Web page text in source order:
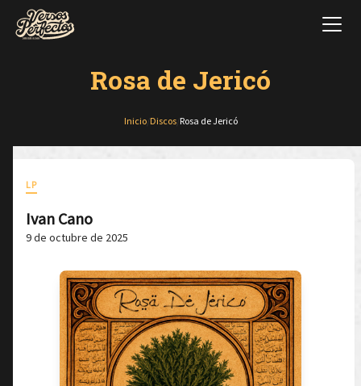
Rosa de Jericó
Inicio/ Discos/ Rosa de Jericó
LP
Ivan Cano
9 de octubre de 2025